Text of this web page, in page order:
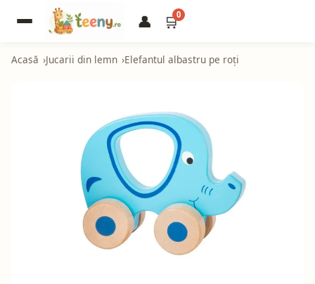
👤 🛒0
Acasă Jucarii din lemn Elefantul albastru pe roți